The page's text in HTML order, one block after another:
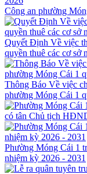
Công an phường
Quyết Định Về việc
quyền thuê các cơ sở
Thông Báo Về việc
phường Móng Cái 1
có tân Chủ tịch
Phường Móng Cái 1
nhiệm kỳ 2026 - 2031